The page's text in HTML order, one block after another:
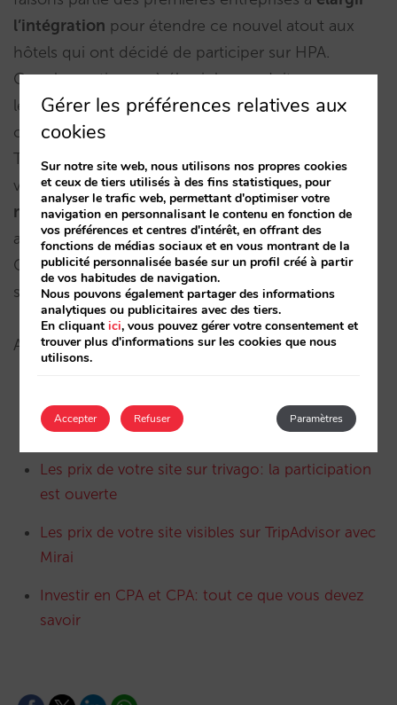
l’intégration pour étendre ce nouvel atout aux
hôtels qui ont décidé de participer sur HPA.
Google continuera à élargir les produits sur
lesquels sont montrés les tarifs des hôtels, et Mirai
continuera à travailler pour les intégrer.
Tout cela avec un objectif clair : que le site de
votre hôtel soitprésent et gagne des parts de
marché face aux OTAet que les réservations vous
arrivent à un coût moindre.
Consultez votre Account Manager si vous
souhaitez obtenir plus d’informations.
Autres articles en relation:
Avec Mirai, les prix de votre hôtel sur Google
Hotel Finder
Les prix de votre site sur trivago: la participation
est ouverte
Les prix de votre site visibles sur TripAdvisor avec
Mirai
Investir en CPA et CPA: tout ce que vous devez
savoir
Gérer les préférences relatives aux
cookies
Sur notre site web, nous utilisons nos propres cookies
et ceux de tiers utilisés à des fins statistiques, pour
analyser le trafic web, permettant d'optimiser votre
navigation en personnalisant le contenu en fonction de
vos préférences et centres d'intérêt, en offrant des
fonctions de médias sociaux et en vous montrant de la
publicité personnalisée basée sur un profil créé à partir
de vos habitudes de navigation.
Nous pouvons également partager des informations
analytiques ou publicitaires avec des tiers.
En cliquantici, vous pouvez gérer votre consentement et
trouver plus d'informations sur les cookies que nous
utilisons.
Accepter Paramètres
Refuser